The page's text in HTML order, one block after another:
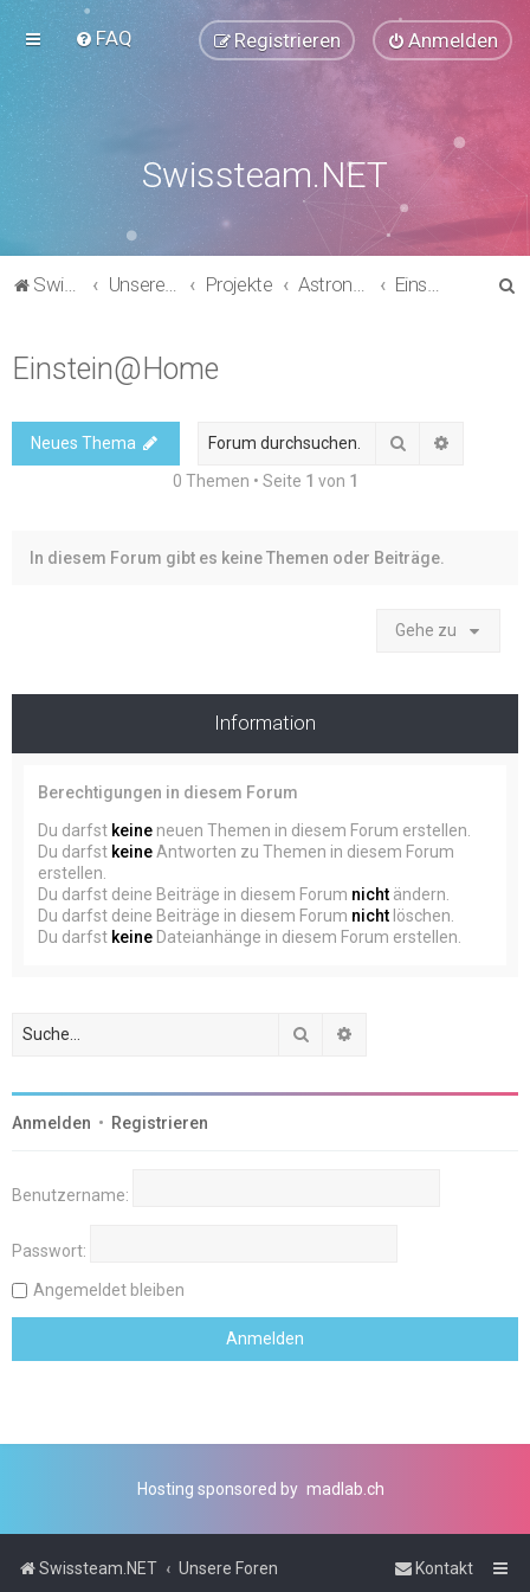
FAQ Anmelden
Registrieren
Swissteam.NET
Swissteam.NET Unsere Foren Projekte Astronomie, Chemie & Physik Einstein@Home
Einstein@Home
Neues Thema Suche
0 Themen • Seite 1 von 1
In diesem Forum gibt es keine Themen oder Beiträge.
Gehe zu
Information
Berechtigungen in diesem Forum
Du darfst keine neuen Themen in diesem Forum erstellen.
Du darfst keine Antworten zu Themen in diesem Forum
erstellen.
Du darfst deine Beiträge in diesem Forum nicht ändern.
Du darfst deine Beiträge in diesem Forum nicht löschen.
Du darfst keine Dateianhänge in diesem Forum erstellen.
Suche
Anmelden • Registrieren
Benutzername:
Passwort:
Angemeldet bleiben
Hosting sponsored by madlab.ch
Swissteam.NET Unsere Foren Kontakt